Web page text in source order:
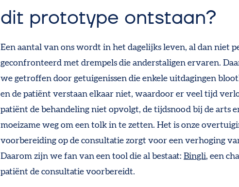
dit prototype ontstaan?
Een aantal van ons wordt in het dagelijks leven, al dan niet
geconfronteerd met drempels die anderstaligen ervaren.
we getroffen door getuigenissen die enkele uitdagingen
en de patiënt verstaan elkaar niet, waardoor er veel tijd
patiënt de behandeling niet opvolgt, de tijdsnood bij de arts
moeizame weg om een tolk in te zetten. Het is onze
voorbereiding op de consultatie zorgt voor een verhoging
Daarom zijn we fan van een tool die al bestaat:Bingli, een
patiënt de consultatie voorbereidt.